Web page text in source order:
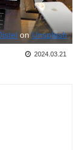
onUnsplash
2024.03.21